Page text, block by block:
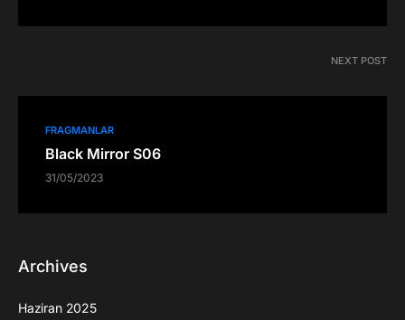
NEXT POST
FRAGMANLAR
Black Mirror S06
31/05/2023
Archives
Haziran 2025